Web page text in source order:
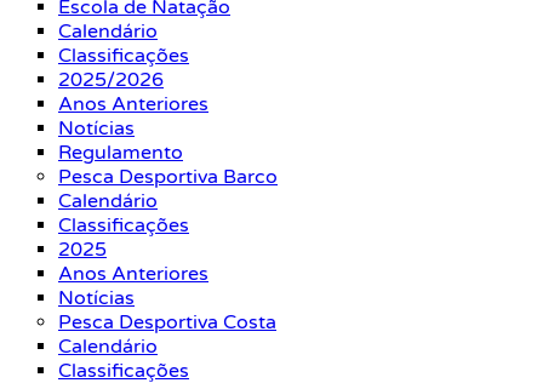
Escola de Natação
Calendário
Classificações
2025/2026
Anos Anteriores
Notícias
Regulamento
Pesca Desportiva Barco
Calendário
Classificações
2025
Anos Anteriores
Notícias
Pesca Desportiva Costa
Calendário
Classificações